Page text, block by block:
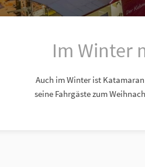
Im Winter
Auch im Winter ist
seine Fahrgäste zum